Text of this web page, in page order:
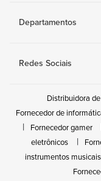
Departamentos
Redes Sociais
Distribuidora
Fornecedor de
Fornecedor gamer
eletrônicos
instrumentos musicais